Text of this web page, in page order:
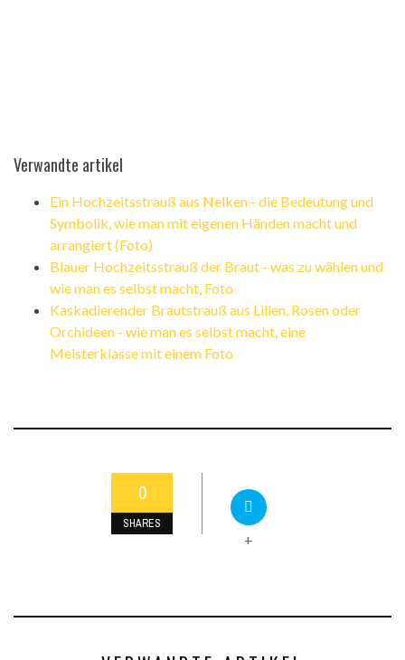
Verwandte artikel
Ein Hochzeitsstrauß aus Nelken - die Bedeutung und
Symbolik, wie man mit eigenen Händen macht und
arrangiert (Foto)
Blauer Hochzeitsstrauß der Braut - was zu wählen und
wie man es selbst macht, Foto
Kaskadierender Brautstrauß aus Lilien, Rosen oder
Orchideen - wie man es selbst macht, eine
Meisterklasse mit einem Foto
0
SHARES
+